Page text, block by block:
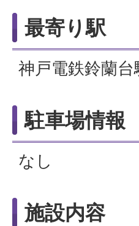
最寄り駅
神戸電鉄鈴蘭
駐車場情報
なし
施設内容